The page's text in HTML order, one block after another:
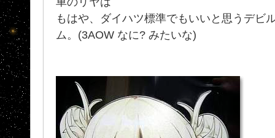
もはや、ダイハツ標準でもいいと思うデビ
ム。(3AOW なに? みたいな)